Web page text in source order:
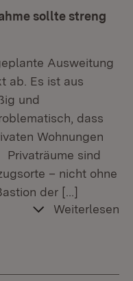
sollte streng
Ausweitung
ab. Es ist aus
und
dass
Wohnungen
Privaträume sind
– nicht ohne
der […]
Weiterlesen